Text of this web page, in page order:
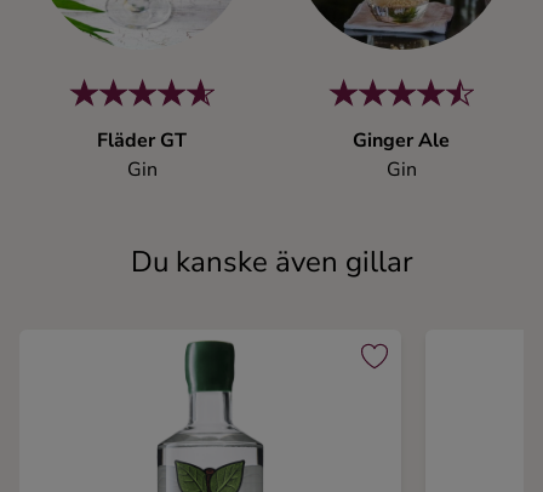
Fläder GT
Gin
Ginger Ale
Gin
Du kanske även gillar